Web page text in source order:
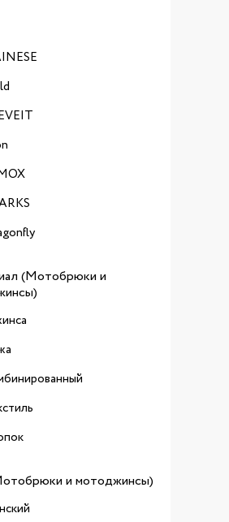
(Мотобрюки и
и мотоджинсы)